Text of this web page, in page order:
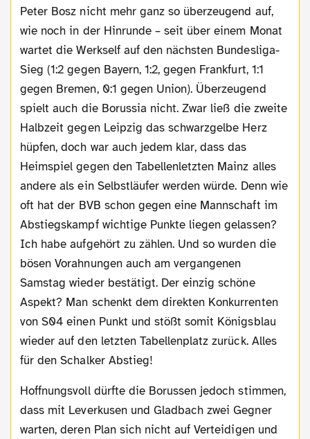
Peter Bosz nicht mehr ganz so überzeugend auf,
wie noch in der Hinrunde – seit über einem Monat
wartet die Werkself auf den nächsten Bundesliga-
Sieg (1:2 gegen Bayern, 1:2, gegen Frankfurt, 1:1
gegen Bremen, 0:1 gegen Union). Überzeugend
spielt auch die Borussia nicht. Zwar ließ die zweite
Halbzeit gegen Leipzig das schwarzgelbe Herz
hüpfen, doch war auch jedem klar, dass das
Heimspiel gegen den Tabellenletzten Mainz alles
andere als ein Selbstläufer werden würde. Denn wie
oft hat der BVB schon gegen eine Mannschaft im
Abstiegskampf wichtige Punkte liegen gelassen?
Ich habe aufgehört zu zählen. Und so wurden die
bösen Vorahnungen auch am vergangenen
Samstag wieder bestätigt. Der einzig schöne
Aspekt? Man schenkt dem direkten Konkurrenten
von S04 einen Punkt und stößt somit Königsblau
wieder auf den letzten Tabellenplatz zurück. Alles
für den Schalker Abstieg!
Hoffnungsvoll dürfte die Borussen jedoch stimmen,
dass mit Leverkusen und Gladbach zwei Gegner
warten, deren Plan sich nicht auf Verteidigen und